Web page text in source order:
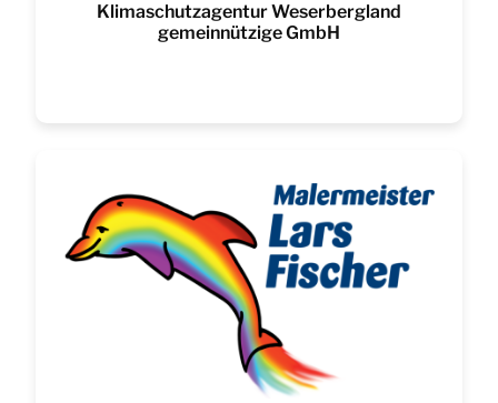
Klimaschutzagentur Weserbergland
gemeinnützige GmbH